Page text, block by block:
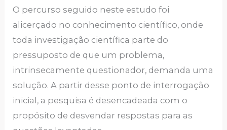
O percurso seguido neste estudo foi
alicerçado no conhecimento científico, onde
toda investigação científica parte do
pressuposto de que um problema,
intrinsecamente questionador, demanda uma
solução. A partir desse ponto de interrogação
inicial, a pesquisa é desencadeada com o
propósito de desvendar respostas para as